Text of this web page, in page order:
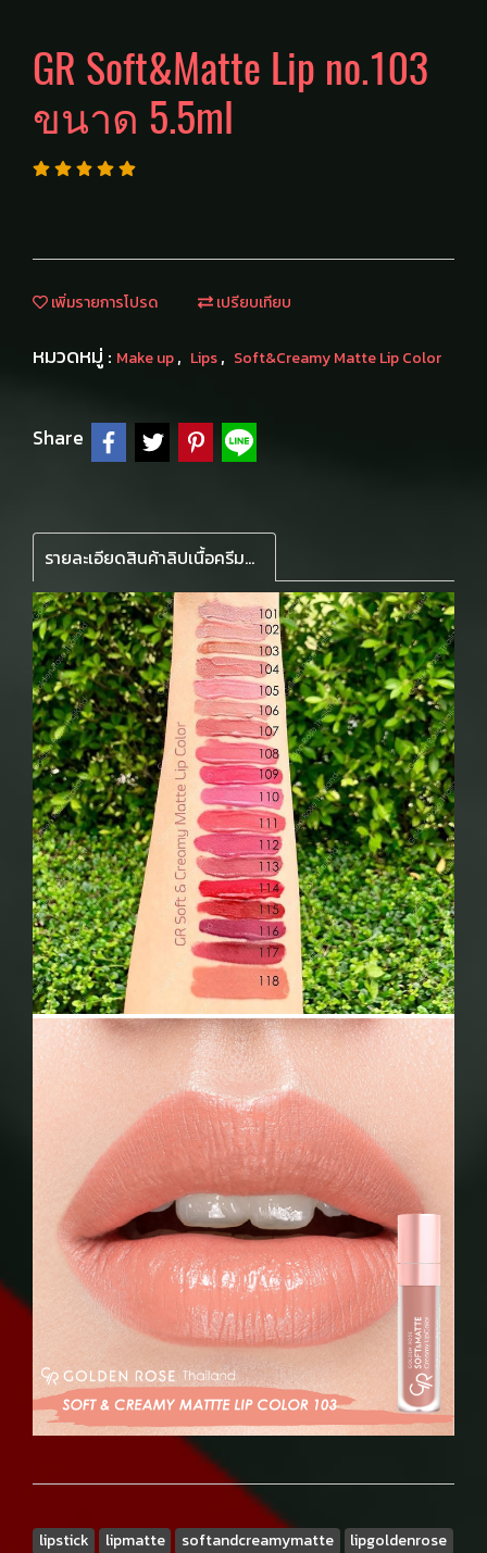
GR Soft&Matte Lip no.103
ขนาด 5.5ml
เพิ่มรายการโปรด เปรียบเทียบ
หมวดหมู่ : Make up, Lips, Soft&Creamy Matte Lip Color
Share
รายละเอียดสินค้าลิปเนื้อครีมลิขวิด เนื้อนุ่มละมุน น้ำหนักเบา เหมือนปุยนุ่นบนริมฝีปาก ติดทนนาน มีโจโจบา และอโวคาโด ออยล์บำรุงให้ความชุ่มชื้น แปรงแบนปลายดค้ง วาดรูปปากคมชัด
lipstick lipmatte softandcreamymatte
lipgoldenrose